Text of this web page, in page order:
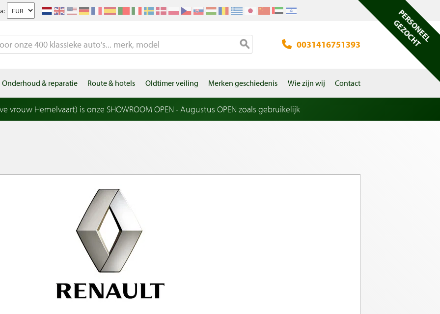
0031416751393
Onderhoud & reparatie Route & hotels Oldtimer veiling Merken geschiedenis Wie zijn wij Contact
vrouw Hemelvaart) is onze SHOWROOM OPEN - Augustus OPEN zoals gebruikelijk
PERSONEEL
GEZOCHT